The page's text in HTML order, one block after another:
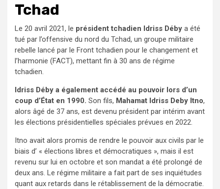
Tchad
Le 20 avril 2021, le président tchadien Idriss Déby a été
tué par l’offensive du nord du Tchad, un groupe militaire
rebelle lancé par le Front tchadien pour le changement et
l’harmonie (FACT), mettant fin à 30 ans de régime
tchadien.
Idriss Déby a également accédé au pouvoir lors d’un
coup d’État en 1990. Son fils, Mahamat Idriss Deby Itno,
alors âgé de 37 ans, est devenu président par intérim avant
les élections présidentielles spéciales prévues en 2022.
Itno avait alors promis de rendre le pouvoir aux civils par le
biais d’ « élections libres et démocratiques », mais il est
revenu sur lui en octobre et son mandat a été prolongé de
deux ans. Le régime militaire a fait part de ses inquiétudes
quant aux retards dans le rétablissement de la démocratie.